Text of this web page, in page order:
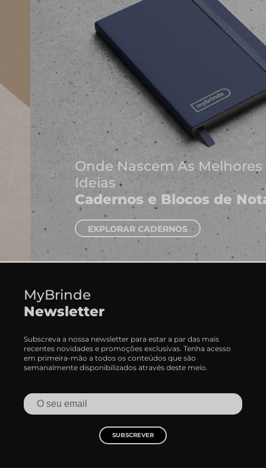
Onde Nascem As Melhores
Ideias
Cadernos e Blocos de Notas
EXPLORAR CADERNOS
MyBrinde
Newsletter
Subscreva a nossa newsletter para estar a par das mais
recentes novidades e promoções exclusivas. Tenha acesso
em primeira-mão a todos os conteúdos que são
semanalmente disponibilizados através deste meio.
SUBSCREVER